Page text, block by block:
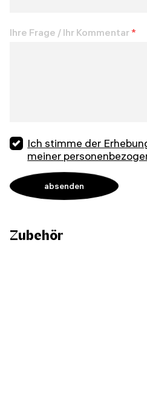
Ihre Frage / Ihr Kommentar*
Ich stimme der
meiner
Zubehör